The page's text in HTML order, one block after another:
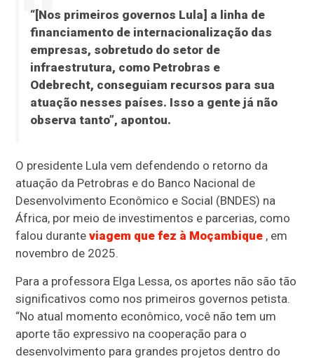
“[Nos primeiros governos Lula] a linha de
financiamento de internacionalização das
empresas, sobretudo do setor de
infraestrutura, como Petrobras e
Odebrecht, conseguiam recursos para sua
atuação nesses países. Isso a gente já não
observa tanto”, apontou.
O presidente Lula vem defendendo o retorno da
atuação da Petrobras e do Banco Nacional de
Desenvolvimento Econômico e Social (BNDES) na
África, por meio de investimentos e parcerias, como
falou duranteviagem que fez à Moçambique , em
novembro de 2025.
Para a professora Elga Lessa, os aportes não são tão
significativos como nos primeiros governos petista.
“No atual momento econômico, você não tem um
aporte tão expressivo na cooperação para o
desenvolvimento para grandes projetos dentro do